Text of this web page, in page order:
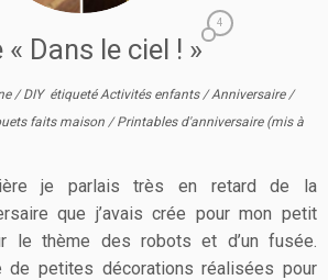
Dans le ciel ! »
4
/DIY étiqueté Activités enfants /Anniversaire /
faits maison /Printables d'anniversaire (mis à
je parlais très en retard de la
que j’avais crée pour mon petit
le thème des robots et d’un fusée.
de petites décorations réalisées pour